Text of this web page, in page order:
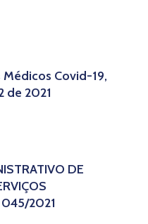
Covid-19,
de 2021
DE
045/2021